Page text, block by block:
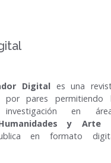
Digital es una
por pares permitiendo
en
y Arte
en formato